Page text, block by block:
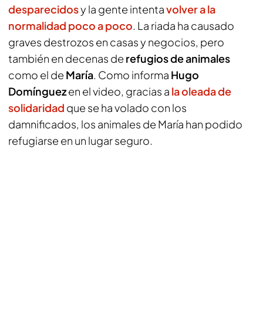
desparecidosy la gente intentavolver a la
normalidad poco a poco. La riada ha causado
graves destrozos en casas y negocios, pero
también en decenas de refugios de animales
como el de María. Como informa Hugo
Domínguezen el video, gracias a la oleada de
solidaridad que se ha volado con los
damnificados, los animales de María han podido
refugiarse en un lugar seguro.